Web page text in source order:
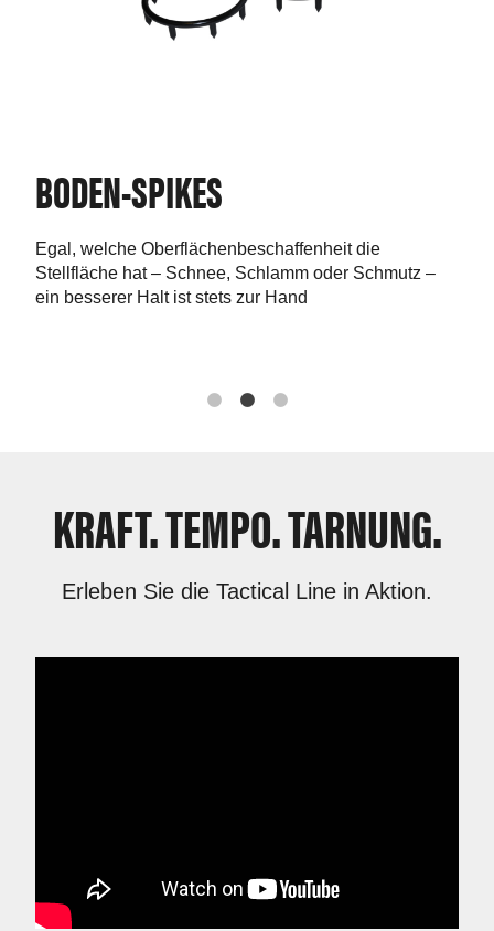
–
RUCKSACK
Der Telesteps Rucksack wurde für Profis entwickelt,
die ständig unterwegs sind.
KRAFT. TEMPO. TARNUNG.
Erleben Sie die Tactical Line in Aktion.